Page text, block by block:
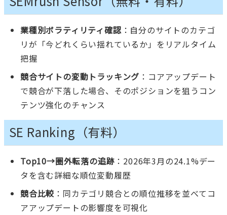
業種別ボラティリティ確認：自分のサイトのカテゴ
リが「今どれくらい揺れているか」をリアルタイム
把握
競合サイトの変動トラッキング ：コアアップデート
で競合が下落した場合、そのポジションを狙うコン
テンツ強化のチャンス
SE Ranking（有料）
Top10→圏外転落の追跡 ：2026年3月の24.1%デー
タを含む詳細な順位変動履歴
競合比較 ：同カテゴリ競合との順位推移を並べてコ
アアップデートの影響度を可視化